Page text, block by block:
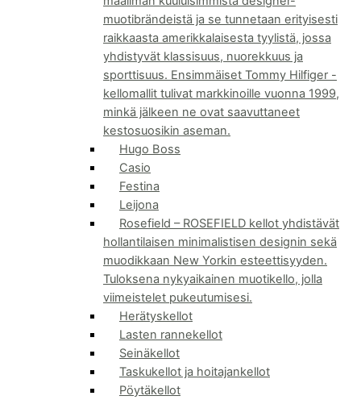
muotibrändeistä ja se tunnetaan erityisesti
raikkaasta amerikkalaisesta tyylistä, jossa
yhdistyvät klassisuus, nuorekkuus ja
sporttisuus. Ensimmäiset Tommy Hilfiger -
kellomallit tulivat markkinoille vuonna 1999,
minkä jälkeen ne ovat saavuttaneet
kestosuosikin aseman.
Hugo Boss
Casio
Festina
Leijona
Rosefield – ROSEFIELD kellot yhdistävät
hollantilaisen minimalistisen designin sekä
muodikkaan New Yorkin esteettisyyden.
Tuloksena nykyaikainen muotikello, jolla
viimeistelet pukeutumisesi.
Herätyskellot
Lasten rannekellot
Seinäkellot
Taskukellot ja hoitajankellot
Pöytäkellot